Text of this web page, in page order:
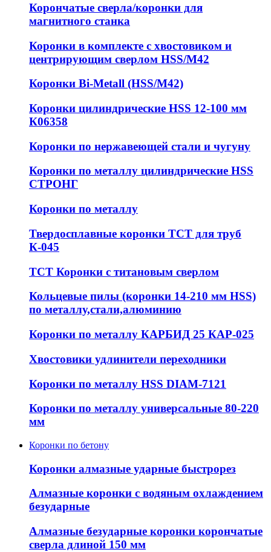
Корончатые сверла/коронки для
магнитного станка
Коронки в комплекте с хвостовиком и
центрирующим сверлом HSS/М42
Коронки Bi-Metall (HSS/М42)
Коронки цилиндрические HSS 12-100 мм
К06358
Коронки по нержавеющей стали и чугуну
Коронки по металлу цилиндрические HSS
СТРОНГ
Коронки по металлу
Твердосплавные коронки ТСТ для труб
К-045
ТСТ Коронки с титановым сверлом
Кольцевые пилы (коронки 14-210 мм HSS)
по металлу,стали,алюминию
Коронки по металлу КАРБИД 25 КАР-025
Хвостовики удлинители переходники
Коронки по металлу HSS DIAM-7121
Коронки по металлу универсальные 80-220
мм
Коронки по бетону
Коронки алмазные ударные быстрорез
Алмазные коронки с водяным охлаждением
безударные
Алмазные безударные коронки корончатые
сверла длиной 150 мм